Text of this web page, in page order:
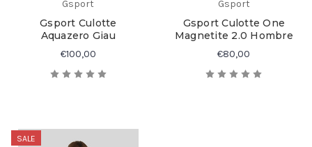
Gsport
Gsport Culotte
Aquazero Giau
€100,00
Gsport
Gsport Culotte One
Magnetite 2.0 Hombre
€80,00
SALE